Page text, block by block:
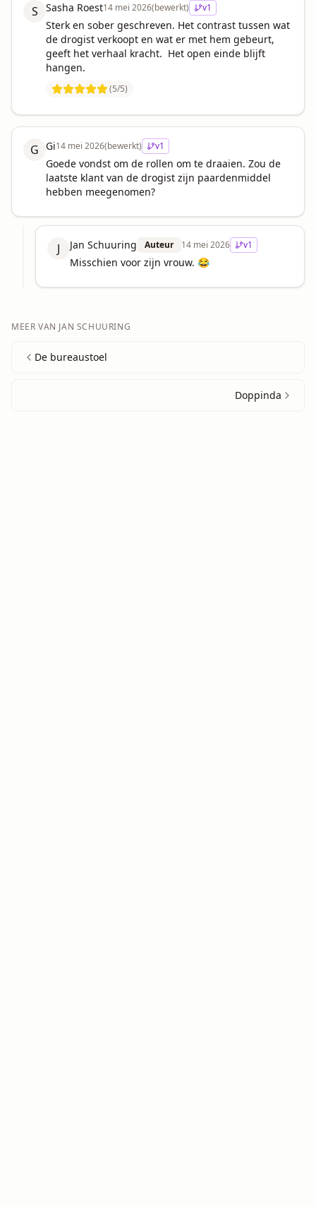
S Sasha Roest14 mei 2026(bewerkt) v1
Sterk en sober geschreven. Het contrast tussen wat
de drogist verkoopt en wat er met hem gebeurt,
geeft het verhaal kracht.  Het open einde blijft
hangen.
(5/5)
G Gi14 mei 2026(bewerkt) v1
Goede vondst om de rollen om te draaien. Zou de
laatste klant van de drogist zijn paardenmiddel
hebben meegenomen?
J Jan Schuuring Auteur 14 mei 2026 v1
Misschien voor zijn vrouw. 😂
MEER VAN JAN SCHUURING
De bureaustoel
Doppinda